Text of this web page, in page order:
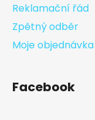
Reklamační řád
Zpětný odběr
Moje objednávka
Facebook